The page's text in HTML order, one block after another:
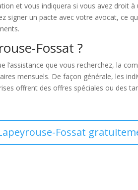
et vous indiquera si vous avez droit
un pacte avec votre avocat, ce
Fossat ?
que vous recherchez, la
mensuels. De façon générale, les
offrent des offres spéciales ou des
Fossat